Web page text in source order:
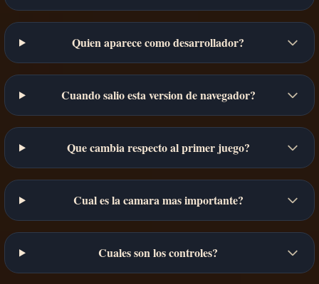
Quien aparece como desarrollador?
Cuando salio esta version de navegador?
Que cambia respecto al primer juego?
Cual es la camara mas importante?
Cuales son los controles?